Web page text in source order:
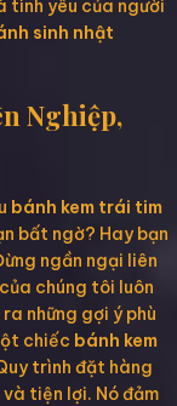
tình yêu của người
sinh nhật
Nghiệp,
bánh kem trái tim
bất ngờ? Hay bạn
ngần ngại liên
chúng tôi luôn
những gợi ý phù
chiếc bánh kem
trình đặt hàng
tiện lợi. Nó đảm